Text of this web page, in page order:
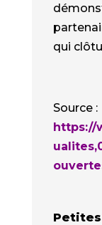
qui
Source :
https://